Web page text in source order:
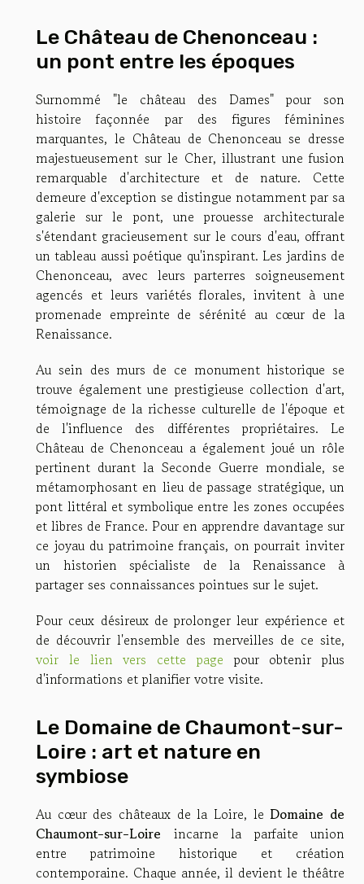
Le Château de Chenonceau :
un pont entre les époques
Surnommé "le château des Dames" pour son
histoire façonnée par des figures féminines
marquantes, le Château de Chenonceau se dresse
majestueusement sur le Cher, illustrant une fusion
remarquable d'architecture et de nature. Cette
demeure d'exception se distingue notamment par sa
galerie sur le pont, une prouesse architecturale
s'étendant gracieusement sur le cours d'eau, offrant
un tableau aussi poétique qu'inspirant. Les jardins de
Chenonceau, avec leurs parterres soigneusement
agencés et leurs variétés florales, invitent à une
promenade empreinte de sérénité au cœur de la
Renaissance.
Au sein des murs de ce monument historique se
trouve également une prestigieuse collection d'art,
témoignage de la richesse culturelle de l'époque et
de l'influence des différentes propriétaires. Le
Château de Chenonceau a également joué un rôle
pertinent durant la Seconde Guerre mondiale, se
métamorphosant en lieu de passage stratégique, un
pont littéral et symbolique entre les zones occupées
et libres de France. Pour en apprendre davantage sur
ce joyau du patrimoine français, on pourrait inviter
un historien spécialiste de la Renaissance à
partager ses connaissances pointues sur le sujet.
Pour ceux désireux de prolonger leur expérience et
de découvrir l'ensemble des merveilles de ce site,
voir le lien vers cette page pour obtenir plus
d'informations et planifier votre visite.
Le Domaine de Chaumont-sur-
Loire : art et nature en
symbiose
Au cœur des châteaux de la Loire, leDomaine de
Chaumont-sur-Loire incarne la parfaite union
entre patrimoine historique et création
contemporaine. Chaque année, il devient le théâtre